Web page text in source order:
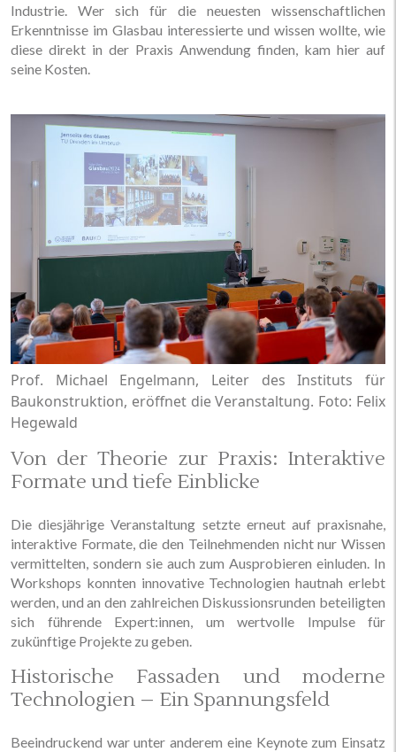
Industrie. Wer sich für die neuesten wissenschaftlichen
Erkenntnisse im Glasbau interessierte und wissen wollte, wie
diese direkt in der Praxis Anwendung finden, kam hier auf
seine Kosten.
Prof. Michael Engelmann, Leiter des Instituts für
Baukonstruktion, eröffnet die Veranstaltung. Foto: Felix
Hegewald
Von der Theorie zur Praxis: Interaktive
Formate und tiefe Einblicke
Die diesjährige Veranstaltung setzte erneut auf praxisnahe,
interaktive Formate, die den Teilnehmenden nicht nur Wissen
vermittelten, sondern sie auch zum Ausprobieren einluden. In
Workshops konnten innovative Technologien hautnah erlebt
werden, und an den zahlreichen Diskussionsrunden beteiligten
sich führende Expert:innen, um wertvolle Impulse für
zukünftige Projekte zu geben.
Historische Fassaden und moderne
Technologien – Ein Spannungsfeld
Beeindruckend war unter anderem eine Keynote zum Einsatz